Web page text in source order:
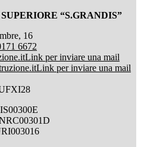
“S.GRANDIS”
16
6672
Link per inviare una mail
Link per inviare una mail